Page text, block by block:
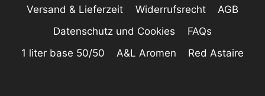
Versand & Lieferzeit Widerrufsrecht
AGB
Datenschutz und Cookies
FAQs
1 liter base 50/50
A&L Aromen Red Astaire